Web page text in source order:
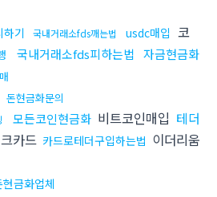
하기 국내거래소fds깨는법 usdc매입 코
국내거래소fds피하는법 자금현금화
돈현금화문의
모든코인현금화 비트코인매입 테더
카드 카드로테더구입하는법 이더리움
현금화업체